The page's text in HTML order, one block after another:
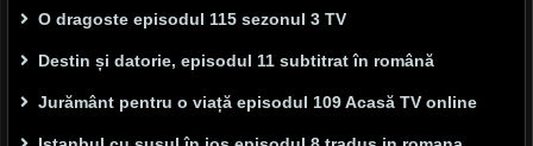
O dragoste episodul 115 sezonul 3 TV
Destin și datorie, episodul 11 subtitrat în română
Jurământ pentru o viață episodul 109 Acasă TV online